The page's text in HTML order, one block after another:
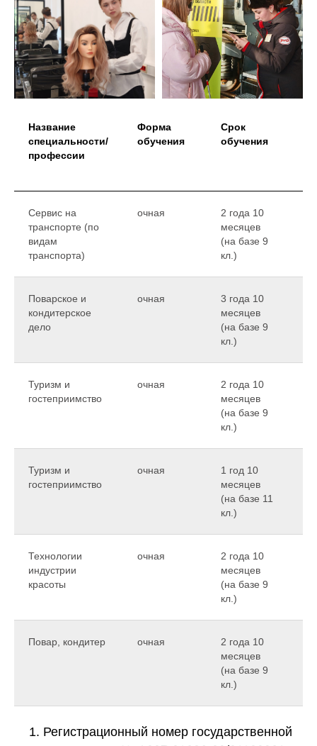
Название
специальности/
профессии
Форма
обучения
Срок
обучения
Сервис на
транспорте (по
видам
транспорта)
очная
2 года 10
месяцев
(на базе 9
кл.)
Поварское и
кондитерское
дело
очная
3 года 10
месяцев
(на базе 9
кл.)
Туризм и
гостеприимство
очная
2 года 10
месяцев
(на базе 9
кл.)
Туризм и
гостеприимство
очная
1 год 10
месяцев
(на базе 11
кл.)
Технологии
индустрии
красоты
очная
2 года 10
месяцев
(на базе 9
кл.)
Повар, кондитер очная
2 года 10
месяцев
(на базе 9
кл.)
1. Регистрационный номер государственной